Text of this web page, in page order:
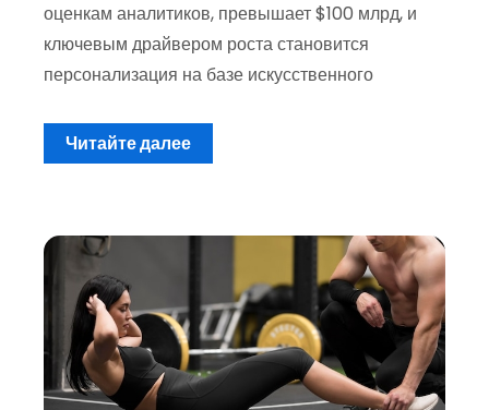
оценкам аналитиков, превышает $100 млрд, и
ключевым драйвером роста становится
персонализация на базе искусственного
Читайте далее